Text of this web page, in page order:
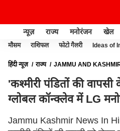
न्यूज़ राज्य मनोरंजन खेल
मौसम राशिफल फोटो गैलरी Ideas of
हिंदी न्यूज़ राज्य JAMMU AND
'कश्मीरी पंडितों की
ग्लोबल कॉन्क्लेव में LG
Jammu Kashmir News In